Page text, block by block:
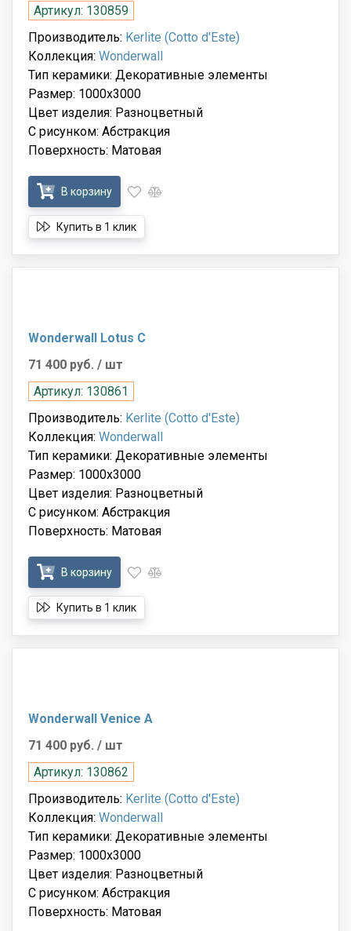
Артикул: 130859
Производитель: Kerlite (Cotto d'Este)
Коллекция: Wonderwall
Тип керамики: Декоративные элементы
Размер: 1000x3000
Цвет изделия: Разноцветный
С рисунком: Абстракция
Поверхность: Матовая
В корзину
Купить в 1 клик
Wonderwall Lotus C
71 400 руб. / шт
Артикул: 130861
Производитель: Kerlite (Cotto d'Este)
Коллекция: Wonderwall
Тип керамики: Декоративные элементы
Размер: 1000x3000
Цвет изделия: Разноцветный
С рисунком: Абстракция
Поверхность: Матовая
В корзину
Купить в 1 клик
Wonderwall Venice A
71 400 руб. / шт
Артикул: 130862
Производитель: Kerlite (Cotto d'Este)
Коллекция: Wonderwall
Тип керамики: Декоративные элементы
Размер: 1000x3000
Цвет изделия: Разноцветный
С рисунком: Абстракция
Поверхность: Матовая